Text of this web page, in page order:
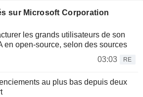
sur Microsoft Corporation
les grands utilisateurs de son
en open-source, selon des sources
03:03
RE
au plus bas depuis deux